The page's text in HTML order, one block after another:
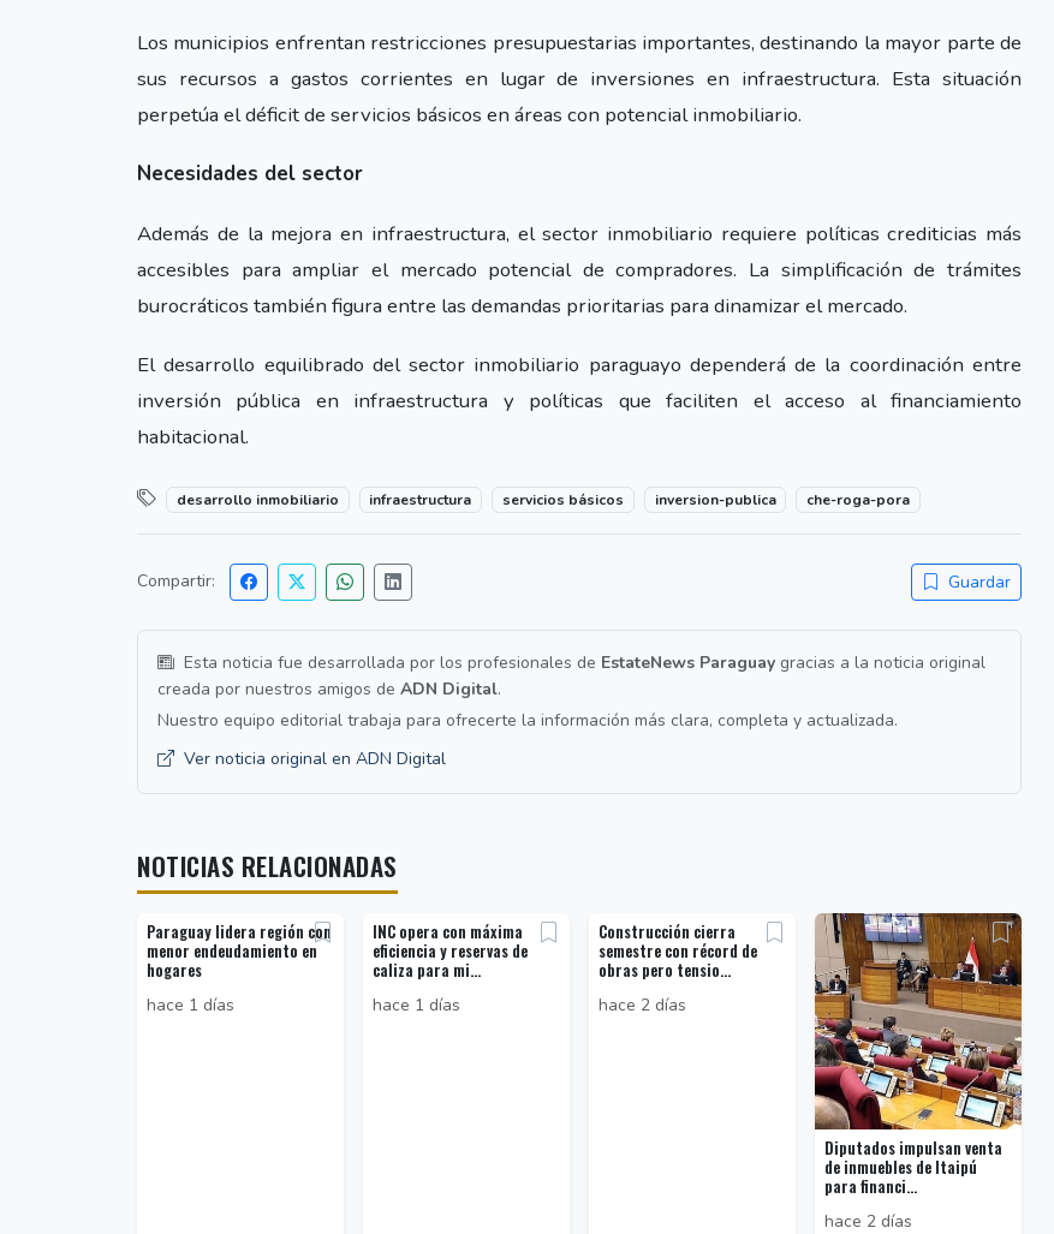
Los municipios enfrentan restricciones presupuestarias importantes, destinando la mayor parte de
sus recursos a gastos corrientes en lugar de inversiones en infraestructura. Esta situación
perpetúa el déficit de servicios básicos en áreas con potencial inmobiliario.
Necesidades del sector
Además de la mejora en infraestructura, el sector inmobiliario requiere políticas crediticias más
accesibles para ampliar el mercado potencial de compradores. La simplificación de trámites
burocráticos también figura entre las demandas prioritarias para dinamizar el mercado.
El desarrollo equilibrado del sector inmobiliario paraguayo dependerá de la coordinación entre
inversión pública en infraestructura y políticas que faciliten el acceso al financiamiento
habitacional.
desarrollo inmobiliario infraestructura servicios básicos inversion-publica che-roga-pora
Compartir: Guardar
Esta noticia fue desarrollada por los profesionales de EstateNews Paraguay gracias a la noticia original
creada por nuestros amigos de ADN Digital.
Nuestro equipo editorial trabaja para ofrecerte la información más clara, completa y actualizada.
Ver noticia original en ADN Digital
NOTICIAS RELACIONADAS
Paraguay lidera región con
menor endeudamiento en
hogares
hace 1 días
INC opera con máxima
eficiencia y reservas de
caliza para mi...
hace 1 días
Construcción cierra
semestre con récord de
obras pero tensio...
hace 2 días
Diputados impulsan venta
de inmuebles de Itaipú
para financi...
hace 2 días